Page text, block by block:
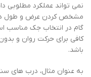
نمی تواند عملکرد مطلوبی
مشخص کردن عرض و طول هر
گام در انتخاب جک مناسب
کافی برای حرکت روان و
باشد.
به عنوان مثال، درب های